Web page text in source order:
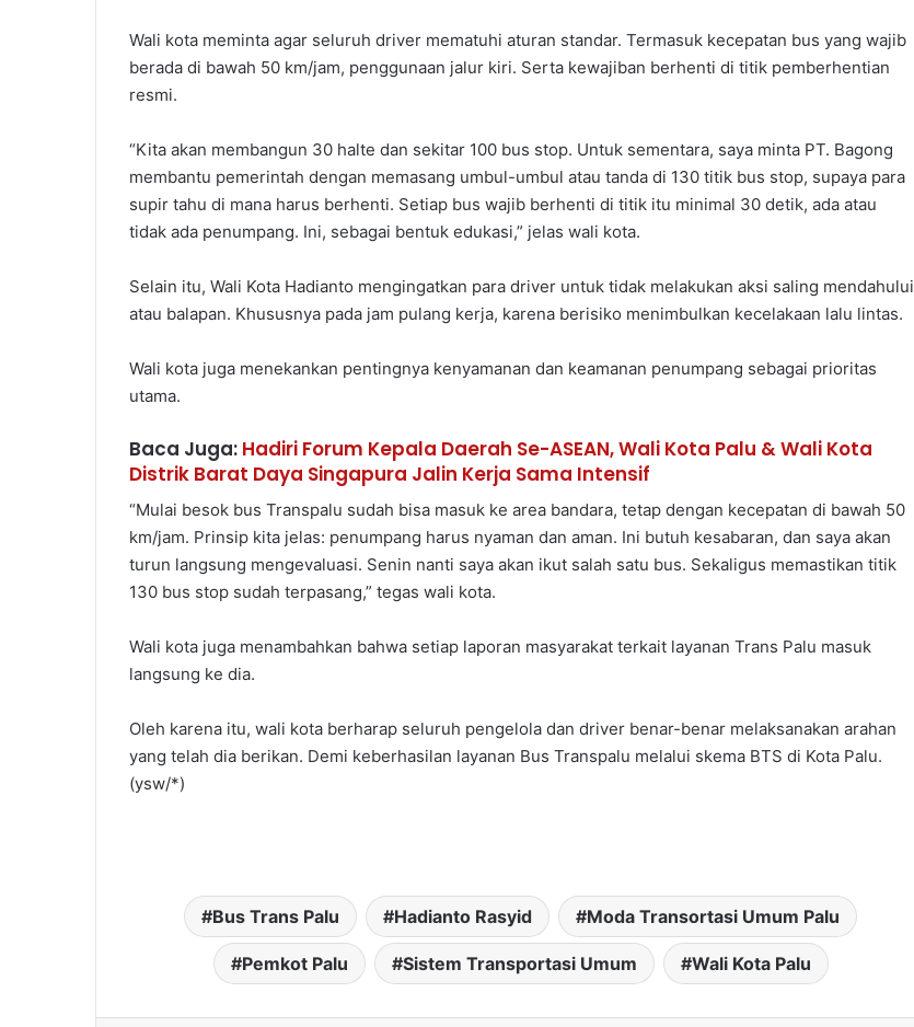
Wali kota meminta agar seluruh driver mematuhi aturan standar. Termasuk kecepatan bus yang wajib
berada di bawah 50 km/jam, penggunaan jalur kiri. Serta kewajiban berhenti di titik pemberhentian
resmi.
“Kita akan membangun 30 halte dan sekitar 100 bus stop. Untuk sementara, saya minta PT. Bagong
membantu pemerintah dengan memasang umbul-umbul atau tanda di 130 titik bus stop, supaya para
supir tahu di mana harus berhenti. Setiap bus wajib berhenti di titik itu minimal 30 detik, ada atau
tidak ada penumpang. Ini, sebagai bentuk edukasi,” jelas wali kota.
Selain itu, Wali Kota Hadianto mengingatkan para driver untuk tidak melakukan aksi saling mendahului
atau balapan. Khususnya pada jam pulang kerja, karena berisiko menimbulkan kecelakaan lalu lintas.
Wali kota juga menekankan pentingnya kenyamanan dan keamanan penumpang sebagai prioritas
utama.
Baca Juga: Hadiri Forum Kepala Daerah Se-ASEAN, Wali Kota Palu & Wali Kota
Distrik Barat Daya Singapura Jalin Kerja Sama Intensif
“Mulai besok bus Transpalu sudah bisa masuk ke area bandara, tetap dengan kecepatan di bawah 50
km/jam. Prinsip kita jelas: penumpang harus nyaman dan aman. Ini butuh kesabaran, dan saya akan
turun langsung mengevaluasi. Senin nanti saya akan ikut salah satu bus. Sekaligus memastikan titik
130 bus stop sudah terpasang,” tegas wali kota.
Wali kota juga menambahkan bahwa setiap laporan masyarakat terkait layanan Trans Palu masuk
langsung ke dia.
Oleh karena itu, wali kota berharap seluruh pengelola dan driver benar-benar melaksanakan arahan
yang telah dia berikan. Demi keberhasilan layanan Bus Transpalu melalui skema BTS di Kota Palu.
(ysw/*)
Bus Trans Palu Hadianto Rasyid Moda Transortasi Umum Palu
Pemkot Palu Sistem Transportasi Umum Wali Kota Palu